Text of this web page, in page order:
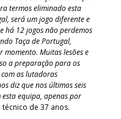
termos eliminado esta
será um jogo diferente e
há 12 jogos não perdemos
Taça de Portugal,
momento. Muitas lesões e
a preparação para os
as lutadoras
diz que nos últimos seis
equipa, apenas por
de 37 anos.